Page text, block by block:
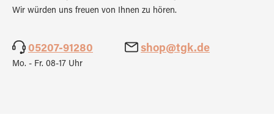
Wir würden uns freuen von Ihnen zu hören.
05207-91280 shop@tgk.de
Mo. - Fr. 08-17 Uhr